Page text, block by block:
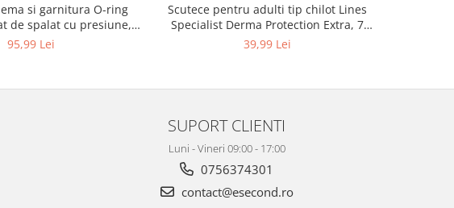
si garnitura O-ring
de spalat cu presiune,
047.0, K2, K3, K4
95,99 Lei
Scutece pentru adulti tip chilot Lines
Specialist Derma Protection Extra, 7
picaturi, marimea M, 14 bucati
39,99 Lei
SUPORT CLIENTI
Luni - Vineri 09:00 - 17:00
0756374301
contact@esecond.ro